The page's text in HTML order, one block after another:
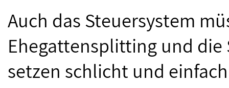
Auch das Steuersystem
Ehegattensplitting und
setzen schlicht und